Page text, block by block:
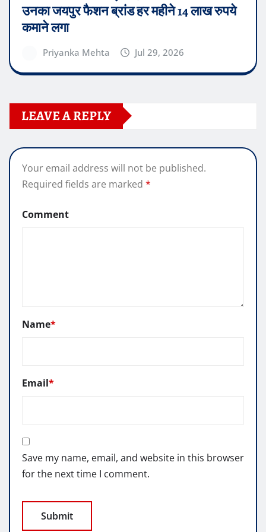
उनका जयपुर फैशन ब्रांड हर महीने 14 लाख रुपये
कमाने लगा
Priyanka Mehta Jul 29, 2026
LEAVE A REPLY
Your email address will not be published.
Required fields are marked *
Comment
Name*
Email*
Save my name, email, and website in this browser
for the next time I comment.